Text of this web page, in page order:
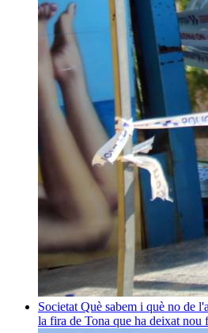
Societat Què sabem i què no de
la fira de Tona que ha deixat nou